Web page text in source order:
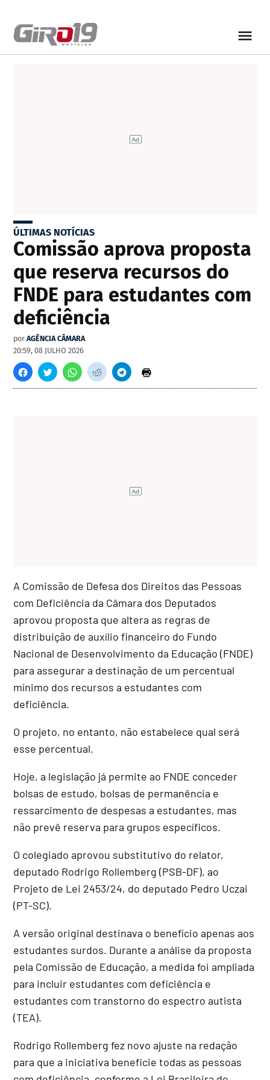
ÚLTIMAS NOTÍCIAS
Comissão aprova proposta
que reserva recursos do
FNDE para estudantes com
deficiência
por AGÊNCIA CÂMARA
20:59, 08 JULHO 2026
A Comissão de Defesa dos Direitos das Pessoas
com Deficiência da Câmara dos Deputados
aprovou proposta que altera as regras de
distribuição de auxílio financeiro do Fundo
Nacional de Desenvolvimento da Educação (FNDE)
para assegurar a destinação de um percentual
mínimo dos recursos a estudantes com
deficiência.
O projeto, no entanto, não estabelece qual será
esse percentual.
Hoje, a legislação já permite ao FNDE conceder
bolsas de estudo, bolsas de permanência e
ressarcimento de despesas a estudantes, mas
não prevê reserva para grupos específicos.
O colegiado aprovou substitutivo do relator,
deputado Rodrigo Rollemberg (PSB-DF), ao
Projeto de Lei 2453/24, do deputado Pedro Uczai
(PT-SC).
A versão original destinava o benefício apenas aos
estudantes surdos. Durante a análise da proposta
pela Comissão de Educação, a medida foi ampliada
para incluir estudantes com deficiência e
estudantes com transtorno do espectro autista
(TEA).
Rodrigo Rollemberg fez novo ajuste na redação
para que a iniciativa beneficie todas as pessoas